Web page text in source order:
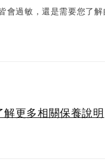
會過敏，還是需要您了解
解更多相關保養說明